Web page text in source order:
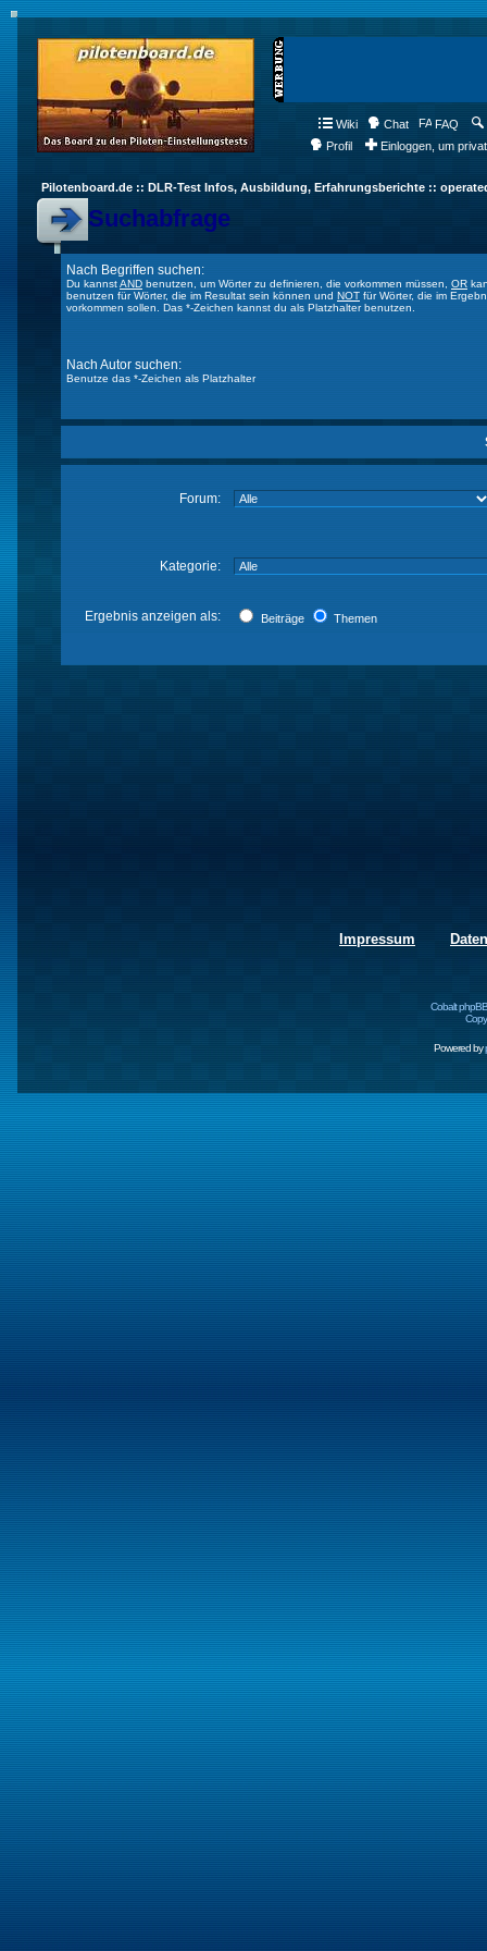
Wiki Chat FAQ
Profil
Einloggen, um
Pilotenboard.de :: DLR-Test Infos, Ausbildung, Erfahrungsberichte ::
Suchabfrage
Nach Begriffen suchen:
Du kannstAND benutzen, um Wörter zu definieren, die vorkommen müssen, OR
benutzen für Wörter, die im Resultat sein können und NOT für Wörter, die im
vorkommen sollen. Das *-Zeichen kannst du als Platzhalter benutzen.
Nach Autor suchen:
Benutze das *-Zeichen als Platzhalter
Forum:
Kategorie:
Ergebnis anzeigen als: Beiträge Themen
Impressum
Cobalt
Powered by